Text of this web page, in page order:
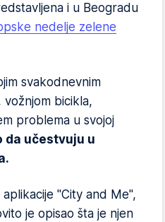
i u Beogradu
nedelje zelene
svakodnevnim
bicikla,
problema u svojoj
da učestvuju u
"City and Me",
je opisao šta je njen